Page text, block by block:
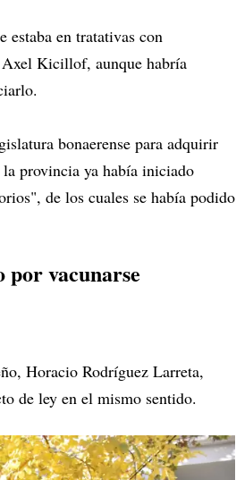
estaba en tratativas con
Axel Kicillof, aunque habría
bonaerense para adquirir
provincia ya había iniciado
de los cuales se había podido
por vacunarse
Horacio Rodríguez Larreta,
de ley en el mismo sentido.